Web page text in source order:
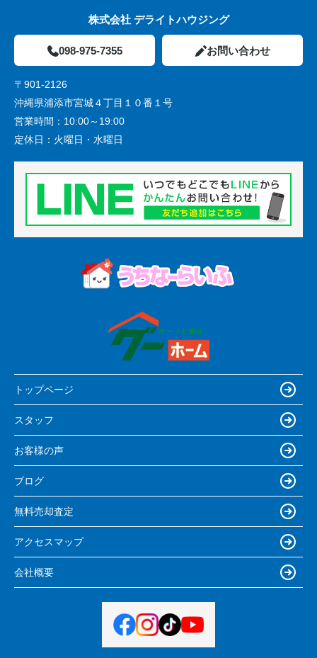
株式会社 デライトハウジング
098-975-7355 お問い合わせ
〒901-2126
沖縄県浦添市宮城４丁目１０番１号
営業時間： 10:00～19:00
定休日： 火曜日・水曜日
トップページ
スタッフ
お客様の声
ブログ
無料売却査定
アクセスマップ
会社概要